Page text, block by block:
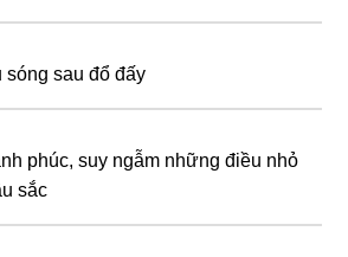
sau đổ đấy
phúc, suy ngẫm những điều nhỏ
sắc